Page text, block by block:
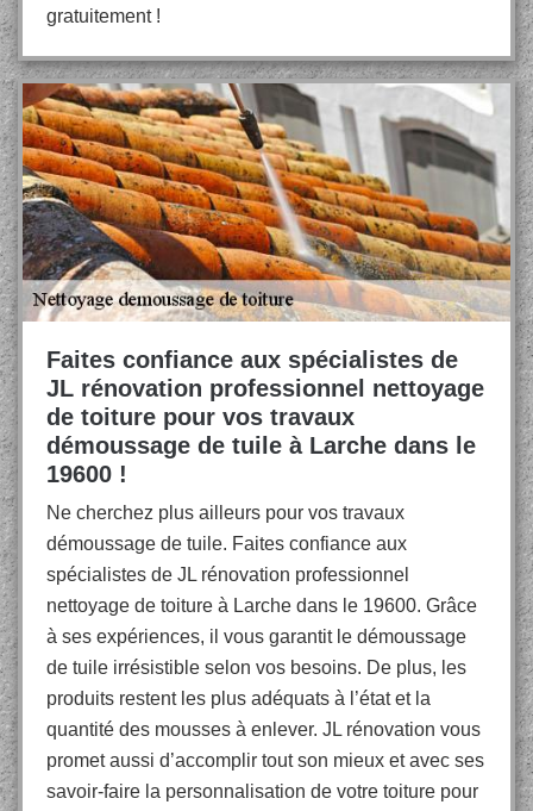
gratuitement !
Faites confiance aux spécialistes de
JL rénovation professionnel nettoyage
de toiture pour vos travaux
démoussage de tuile à Larche dans le
19600 !
Ne cherchez plus ailleurs pour vos travaux
démoussage de tuile. Faites confiance aux
spécialistes de JL rénovation professionnel
nettoyage de toiture à Larche dans le 19600. Grâce
à ses expériences, il vous garantit le démoussage
de tuile irrésistible selon vos besoins. De plus, les
produits restent les plus adéquats à l’état et la
quantité des mousses à enlever. JL rénovation vous
promet aussi d’accomplir tout son mieux et avec ses
savoir-faire la personnalisation de votre toiture pour